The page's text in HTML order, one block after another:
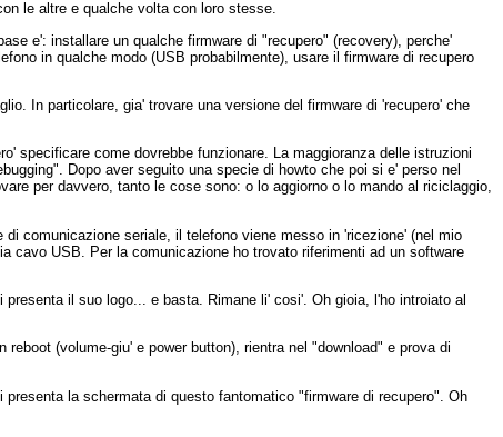
le altre e qualche volta con loro stesse.
e': installare un qualche firmware di "recupero" (recovery), perche'
in qualche modo (USB probabilmente), usare il firmware di recupero
In particolare, gia' trovare una versione del firmware di 'recupero' che
specificare come dovrebbe funzionare. La maggioranza delle istruzioni
Dopo aver seguito una specie di howto che poi si e' perso nel
per davvero, tanto le cose sono: o lo aggiorno o lo mando al riciclaggio,
comunicazione seriale, il telefono viene messo in 'ricezione' (nel mio
cavo USB. Per la comunicazione ho trovato riferimenti ad un software
il suo logo... e basta. Rimane li' cosi'. Oh gioia, l'ho introiato al
(volume-giu' e power button), rientra nel "download" e prova di
la schermata di questo fantomatico "firmware di recupero". Oh